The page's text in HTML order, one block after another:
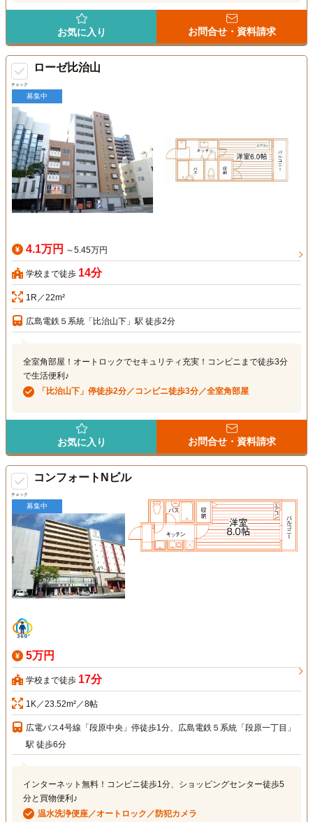
お気に入り お問合せ・資料請求
チェック
ローゼ比治山
募集中
4.1万円 ～5.45万円
学校まで徒歩 14分
1R／22m²
広島電鉄５系統「比治山下」駅 徒歩2分
全室角部屋！オートロックでセキュリティ充実！コンビニまで徒歩3分
で生活便利♪
「比治山下」停徒歩2分／コンビニ徒歩3分／全室角部屋
お気に入り お問合せ・資料請求
チェック
コンフォートNビル
募集中
5万円
学校まで徒歩 17分
1K／23.52m²／8帖
広電バス4号線「段原中央」停徒歩1分、広島電鉄５系統「段原一丁目」
駅 徒歩6分
インターネット無料！コンビニ徒歩1分、ショッピングセンター徒歩5
分と買物便利♪
温水洗浄便座／オートロック／防犯カメラ